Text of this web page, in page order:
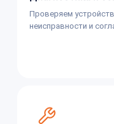
Проверяем
неисправности и